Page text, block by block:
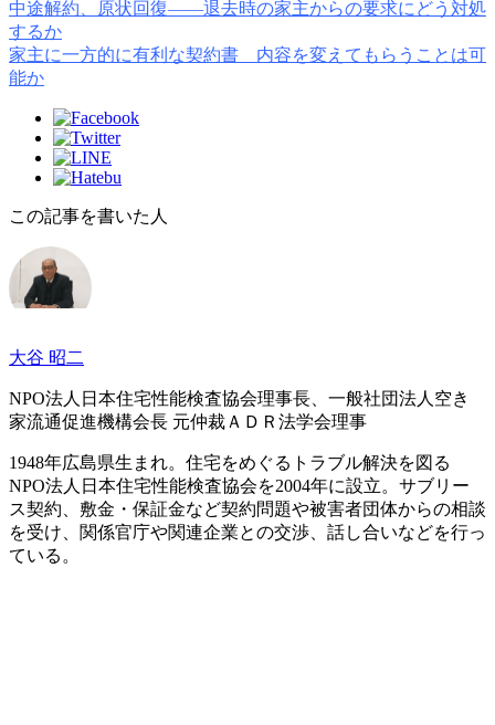
中途解約、原状回復――退去時の家主からの要求にどう対処
するか
家主に一方的に有利な契約書 内容を変えてもらうことは可
能か
この記事を書いた人
大谷 昭二
NPO法人日本住宅性能検査協会理事長、一般社団法人空き
家流通促進機構会長 元仲裁ＡＤＲ法学会理事
1948年広島県生まれ。住宅をめぐるトラブル解決を図る
NPO法人日本住宅性能検査協会を2004年に設立。サブリー
ス契約、敷金・保証金など契約問題や被害者団体からの相談
を受け、関係官庁や関連企業との交渉、話し合いなどを行っ
ている。